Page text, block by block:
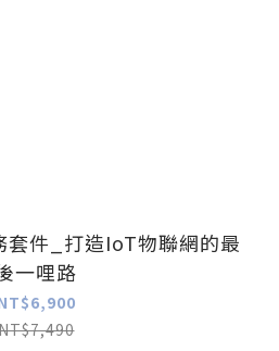
套件_打造IoT物聯網的最
一哩路